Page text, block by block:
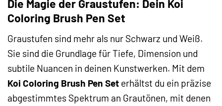
Die Magie der Graustufen: Dein Koi
Coloring Brush Pen Set
Graustufen sind mehr als nur Schwarz und Weiß.
Sie sind die Grundlage für Tiefe, Dimension und
subtile Nuancen in deinen Kunstwerken. Mit dem
Koi Coloring Brush Pen Set erhältst du ein präzise
abgestimmtes Spektrum an Grautönen, mit denen